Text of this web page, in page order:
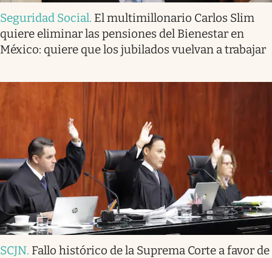
Seguridad Social. El multimillonario Carlos Slim
quiere eliminar las pensiones del Bienestar en
México: quiere que los jubilados vuelvan a trabajar
SCJN. Fallo histórico de la Suprema Corte a favor de